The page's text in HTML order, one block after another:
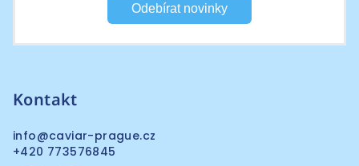
Odebírat novinky
Kontakt
info@caviar-prague.cz
+420 773576845